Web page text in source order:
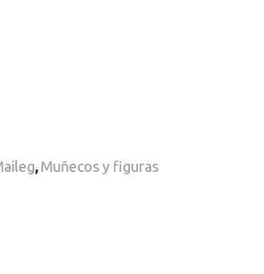
, Muñecos y figuras